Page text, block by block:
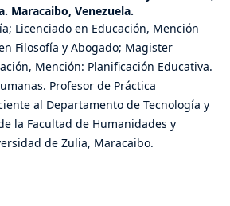
Maracaibo, Venezuela.
Licenciado en Educación, Mención
Filosofía y Abogado; Magister
Mención: Planificación Educativa.
Profesor de Práctica
al Departamento de Tecnología y
la Facultad de Humanidades y
de Zulia, Maracaibo.